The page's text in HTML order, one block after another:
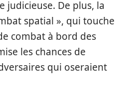
judicieuse. De plus, la
spatial », qui touche
combat à bord des
les chances de
qui oseraient